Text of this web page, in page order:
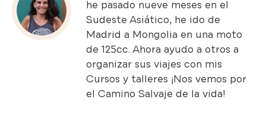
he pasado nueve meses en el
Sudeste Asiático, he ido de
Madrid a Mongolia en una moto
de 125cc. Ahora ayudo a otros a
organizar sus viajes con mis
Cursos y talleres ¡Nos vemos por
el Camino Salvaje de la vida!